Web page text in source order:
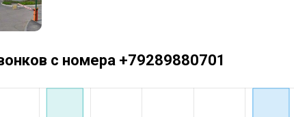
с номера +79289880701